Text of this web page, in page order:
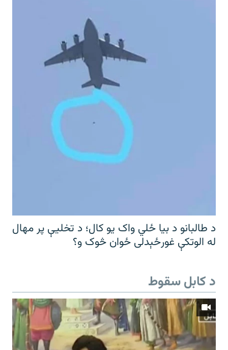
د طالبانو د بیا ځلي واک یو کال؛ د تخلیې پر مهال
له الوتکې غورځېدلی ځوان څوک و؟
د کابل سقوط